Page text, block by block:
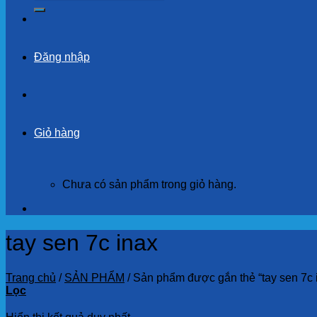
kiếm:
Đăng nhập
Giỏ hàng
Chưa có sản phẩm trong giỏ hàng.
tay sen 7c inax
Trang chủ / SẢN PHẨM /Sản phẩm được gắn thẻ “tay sen 7c
Lọc